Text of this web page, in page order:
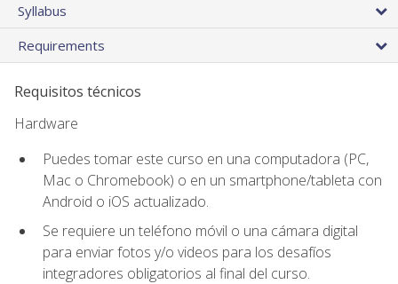
Syllabus
Requirements
Requisitos técnicos
Hardware
Puedes tomar este curso en una computadora (PC,
Mac o Chromebook) o en un smartphone/tableta con
Android o iOS actualizado.
Se requiere un teléfono móvil o una cámara digital
para enviar fotos y/o videos para los desafíos
integradores obligatorios al final del curso.